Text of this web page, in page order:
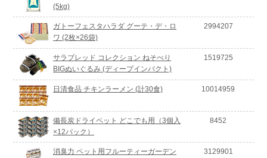
(5kg)
ガトーフェスタハラダ グーテ・デ・ロ
ワ (2枚×26袋)
2994207
サラブレッド コレクション ねそべり
BIGぬいぐるみ (ディープインパクト)
1519725
日清食品 チキンラーメン (計30食) 10014959
備長炭ドライペット どこでも用（3個入
×12パック）
8452
消臭力 ペット用フルーティーガーデン
3129901